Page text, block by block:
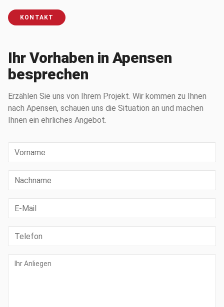
KONTAKT
Ihr Vorhaben in Apensen
besprechen
Erzählen Sie uns von Ihrem Projekt. Wir kommen zu Ihnen
nach Apensen, schauen uns die Situation an und machen
Ihnen ein ehrliches Angebot.